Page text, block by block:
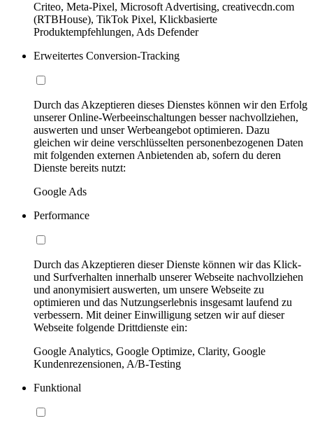
Criteo, Meta-Pixel, Microsoft Advertising, creativecdn.com
(RTBHouse), TikTok Pixel, Klickbasierte
Produktempfehlungen, Ads Defender
Erweitertes Conversion-Tracking
Durch das Akzeptieren dieses Dienstes können wir den Erfolg
unserer Online-Werbeeinschaltungen besser nachvollziehen,
auswerten und unser Werbeangebot optimieren. Dazu
gleichen wir deine verschlüsselten personenbezogenen Daten
mit folgenden externen Anbietenden ab, sofern du deren
Dienste bereits nutzt:
Google Ads
Performance
Durch das Akzeptieren dieser Dienste können wir das Klick-
und Surfverhalten innerhalb unserer Webseite nachvollziehen
und anonymisiert auswerten, um unsere Webseite zu
optimieren und das Nutzungserlebnis insgesamt laufend zu
verbessern. Mit deiner Einwilligung setzen wir auf dieser
Webseite folgende Drittdienste ein:
Google Analytics, Google Optimize, Clarity, Google
Kundenrezensionen, A/B-Testing
Funktional